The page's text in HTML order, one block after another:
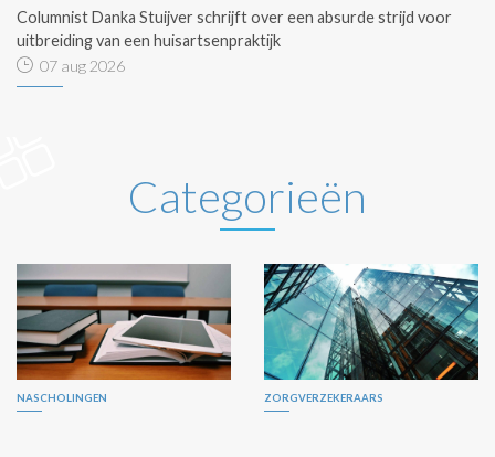
Columnist Danka Stuijver schrijft over een absurde strijd voor
uitbreiding van een huisartsenpraktijk
07 aug 2026
Categorieën
NASCHOLINGEN ZORGVERZEKERAARS